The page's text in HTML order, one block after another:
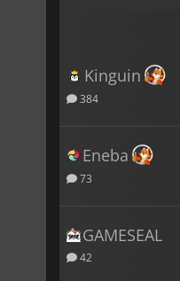
Kinguin
384
Eneba
73
GAMESEAL
42